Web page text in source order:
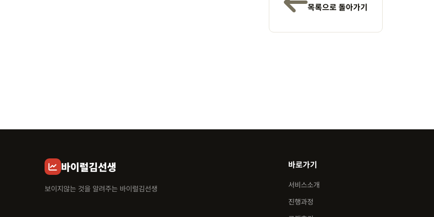
목록으로 돌아가기
바이럴김선생
보이지않는 것을 알려주는 바이럴김선생
바로가기
서비스소개
진행과정